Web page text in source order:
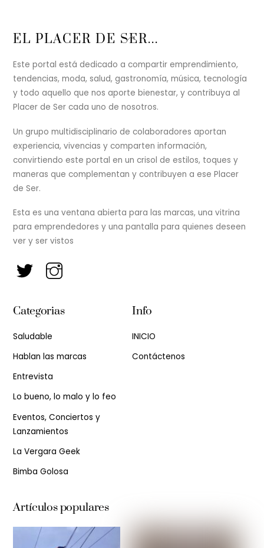
Back
Top
EL PLACER DE SER...
Este portal está dedicado a compartir emprendimiento,
tendencias, moda, salud, gastronomía, música, tecnología
y todo aquello que nos aporte bienestar, y contribuya al
Placer de Ser cada uno de nosotros.
Un grupo multidisciplinario de colaboradores aportan
experiencia, vivencias y comparten información,
convirtiendo este portal en un crisol de estilos, toques y
maneras que complementan y contribuyen a ese Placer
de Ser.
Esta es una ventana abierta para las marcas, una vitrina
para emprendedores y una pantalla para quienes deseen
ver y ser vistos
Categorias
Saludable
Hablan las marcas
Entrevista
Lo bueno, lo malo y lo feo
Eventos, Conciertos y
Lanzamientos
La Vergara Geek
Bimba Golosa
Info
INICIO
Contáctenos
Artículos populares